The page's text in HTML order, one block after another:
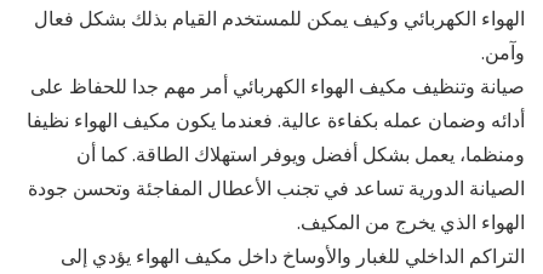
الهواء الكهربائي وكيف يمكن للمستخدم القيام بذلك بشكل فعال
وآمن.
صيانة وتنظيف مكيف الهواء الكهربائي أمر مهم جدا للحفاظ على
أدائه وضمان عمله بكفاءة عالية. فعندما يكون مكيف الهواء نظيفا
ومنظما، يعمل بشكل أفضل ويوفر استهلاك الطاقة. كما أن
الصيانة الدورية تساعد في تجنب الأعطال المفاجئة وتحسن جودة
الهواء الذي يخرج من المكيف.
التراكم الداخلي للغبار والأوساخ داخل مكيف الهواء يؤدي إلى